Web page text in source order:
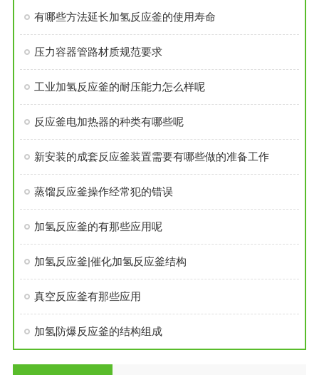
有哪些方法延长加氢反应釜的使用寿命
压力容器管路材质规范要求
工业加氢反应釜的耐压能力怎么样呢
反应釜电加热器的种类有哪些呢
新安装的成套反应釜装置需要有哪些做的准备工作
蒸馏反应釜操作经常犯的错误
加氢反应釜的有那些应用呢
加氢反应釜|催化加氢反应釜结构
真空反应釜有那些应用
加氢防爆反应釜的结构组成